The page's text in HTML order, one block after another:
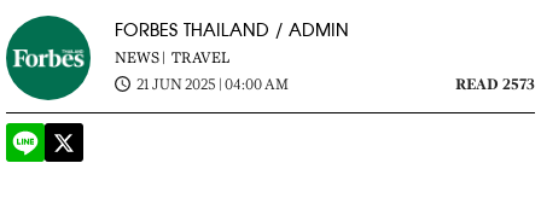
FORBES THAILAND / ADMIN
NEWS | TRAVEL
21 JUN 2025 | 04:00 AM
READ 2573